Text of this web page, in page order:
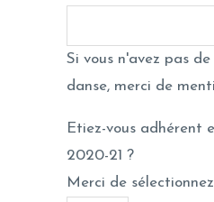
Si vous n'avez pas
danse, merci de
Etiez-vous adhérent
2020-21 ?
Merci de